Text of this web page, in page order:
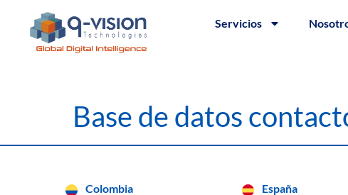
Servicios
Base de datos
Colombia España